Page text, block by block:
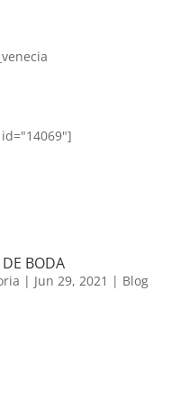
BODA
| Jun 29, 2021 | Blog